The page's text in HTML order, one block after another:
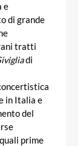
e
di grande
tratti
di
in Italia e
del
prime